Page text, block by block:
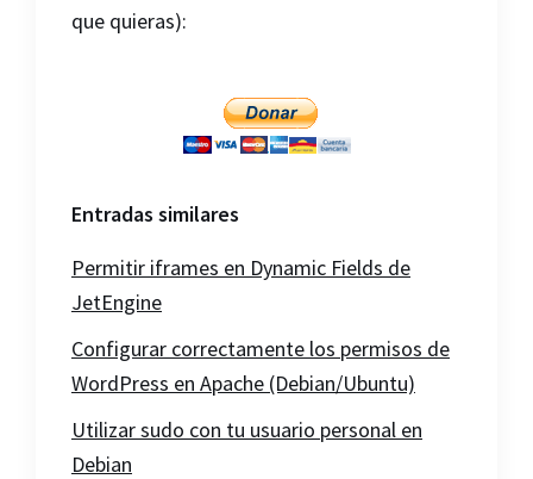
que quieras):
Entradas similares
Permitir iframes en Dynamic Fields de
JetEngine
Configurar correctamente los permisos de
WordPress en Apache (Debian/Ubuntu)
Utilizar sudo con tu usuario personal en
Debian